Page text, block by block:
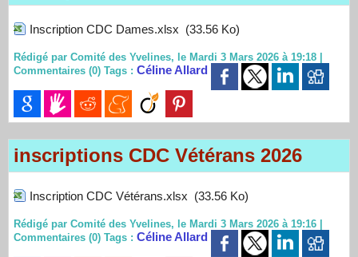
Inscription CDC Dames.xlsx (33.56 Ko)
Rédigé par Comité des Yvelines, le Mardi 3 Mars 2026 à 19:18
Commentaires (0) Tags : Céline Allard
inscriptions CDC Vétérans 2026
Inscription CDC Vétérans.xlsx (33.56 Ko)
Rédigé par Comité des Yvelines, le Mardi 3 Mars 2026 à 19:16
Commentaires (0) Tags : Céline Allard